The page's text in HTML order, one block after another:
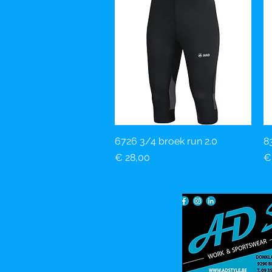
Snel overzicht
6726 3/4 broek run 2.0
Prijs
€ 28,00 €